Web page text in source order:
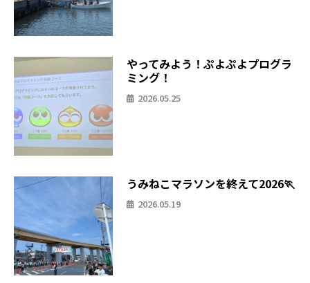
やってみよう！ぷよぷよプログラ
ミング！
2026.05.25
うみねこマラソンを終えて2026🏃
2026.05.19